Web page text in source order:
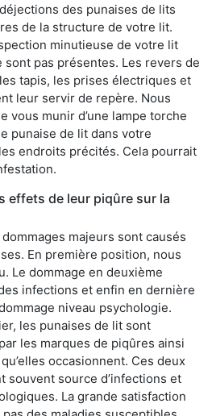
des punaises de lits
de la structure de votre lit.
minutieuse de votre lit
sont pas présentes. Les revers de
tapis, les prises électriques et
leur servir de repère. Nous
vous munir d’une lampe torche
punaise de lit dans votre
endroits précités. Cela pourrait
effets de leur piqûre sur la
majeurs sont causés
En première position, nous
Le dommage en deuxième
infections et enfin en dernière
niveau psychologie.
les punaises de lit sont
les marques de piqûres ainsi
occasionnent. Ces deux
souvent source d’infections et
La grande satisfaction